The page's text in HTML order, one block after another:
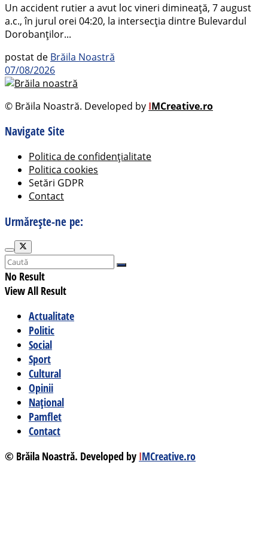
Un accident rutier a avut loc vineri dimineață, 7 august
a.c., în jurul orei 04:20, la intersecția dintre Bulevardul
Dorobanților...
postat de Brăila Noastră
07/08/2026
© Brăila Noastră. Developed by IMCreative.ro
Navigate Site
Politica de confidențialitate
Politica cookies
Setări GDPR
Contact
Urmărește-ne pe:
No Result
View All Result
Actualitate
Politic
Social
Sport
Cultural
Opinii
Național
Pamflet
Contact
© Brăila Noastră. Developed by IMCreative.ro